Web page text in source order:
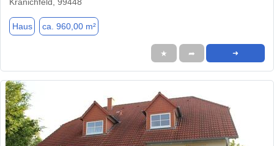
Kranichfeld, 99448
Haus ca. 960,00 m²
★ ➦ ➜